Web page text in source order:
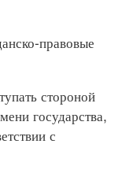
правовые
стороной
государства,
с